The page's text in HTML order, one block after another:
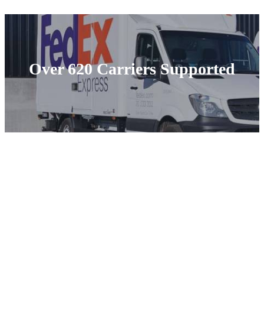
Over 620 Carriers Supported